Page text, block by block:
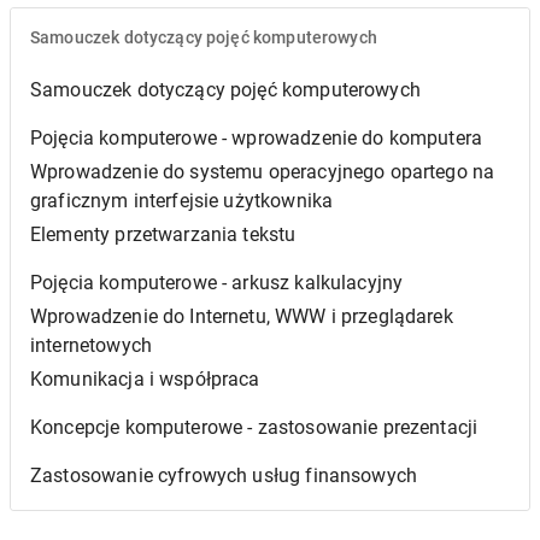
Samouczek dotyczący pojęć komputerowych
Samouczek dotyczący pojęć komputerowych
Pojęcia komputerowe - wprowadzenie do komputera
Wprowadzenie do systemu operacyjnego opartego na
graficznym interfejsie użytkownika
Elementy przetwarzania tekstu
Pojęcia komputerowe - arkusz kalkulacyjny
Wprowadzenie do Internetu, WWW i przeglądarek
internetowych
Komunikacja i współpraca
Koncepcje komputerowe - zastosowanie prezentacji
Zastosowanie cyfrowych usług finansowych